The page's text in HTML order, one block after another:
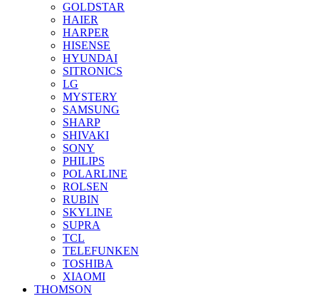
GOLDSTAR
HAIER
HARPER
HISENSE
HYUNDAI
SITRONICS
LG
MYSTERY
SAMSUNG
SHARP
SHIVAKI
SONY
PHILIPS
POLARLINE
ROLSEN
RUBIN
SKYLINE
SUPRA
TCL
TELEFUNKEN
TOSHIBA
XIAOMI
THOMSON